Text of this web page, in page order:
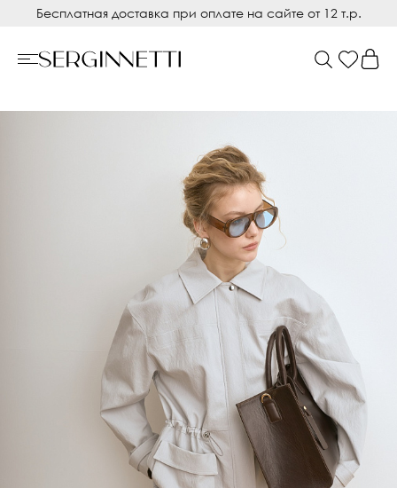
Бесплатная доставка при оплате на сайте от 12 т.р.